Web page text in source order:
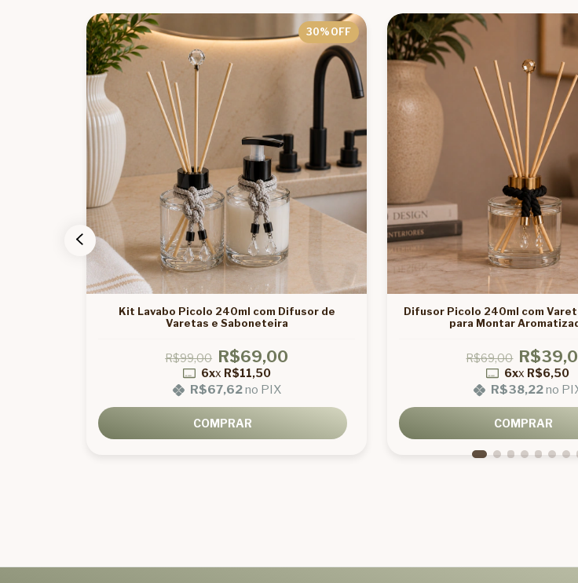
30% OFF
Kit Lavabo Picolo 240ml com Difusor de
Varetas e Saboneteira
R$99,00 R$69,00
6xx R$11,50
R$67,62no PIX
COMPRAR
Difusor Picolo 240ml com
para Montar
R$69,00
6xx R$6,50
R$38,22no
COMPRAR